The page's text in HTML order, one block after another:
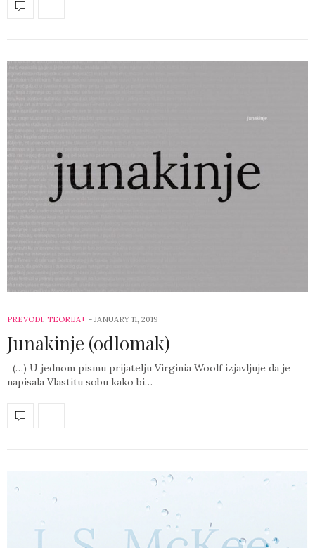
PREVODI, TEORIJA+ - JANUARY 11, 2019
Junakinje (odlomak)
(…) U jednom pismu prijatelju Virginia Woolf izjavljuje da je
napisala Vlastitu sobu kako bi…